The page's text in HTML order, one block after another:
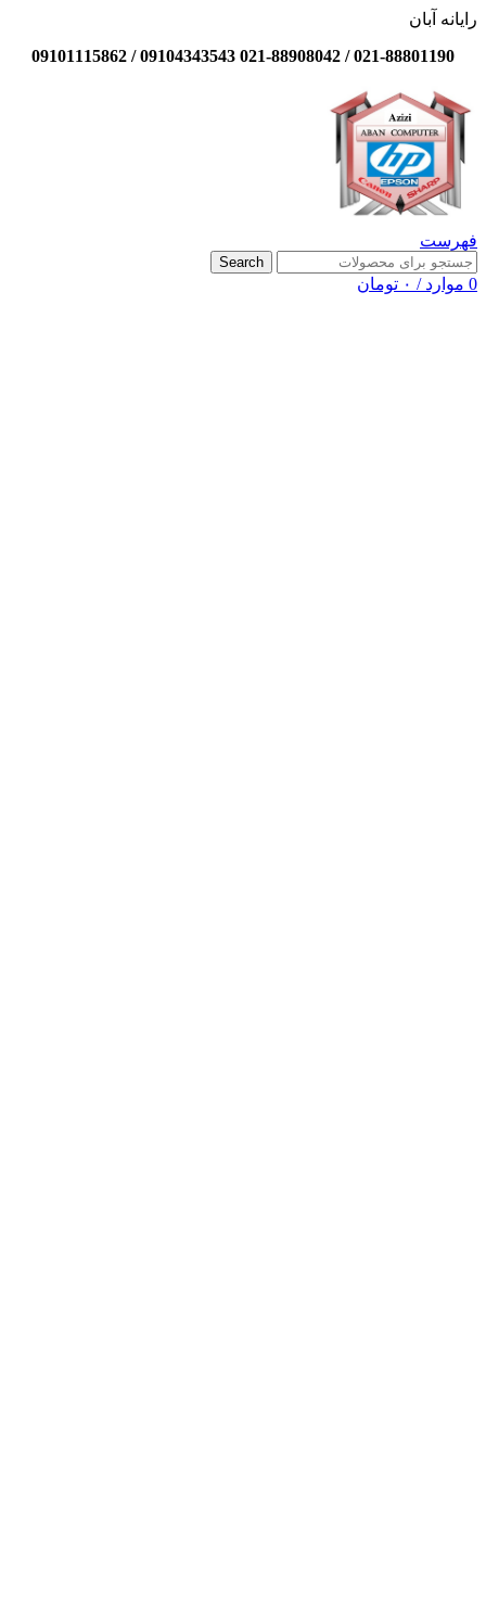
رایانه آبان
021-88801190 / 021-88908042 09104343543 / 09101115862
فهرست
Search
0 موارد / ۰ تومان